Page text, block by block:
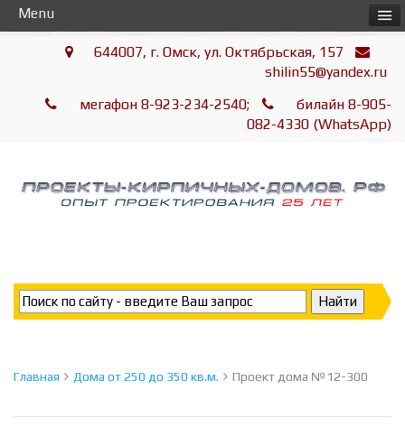
644007, г. Омск, ул. Октябрьская, 157
shilin55@yandex.ru
мегафон 8-923-234-2540;
билайн 8-905-
082-4330 (WhatsApp)
Главная Дома от 250 до 350 кв.м. Проект дома №12-300
Menu